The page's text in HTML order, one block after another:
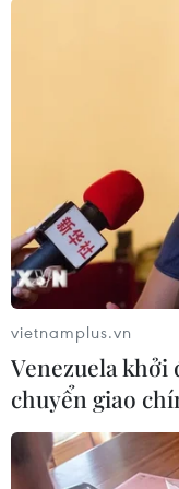
#tin tức hot
Theo dõi
TIN LIÊN
vietnamplus.vn
Venezuela
chuyển giao